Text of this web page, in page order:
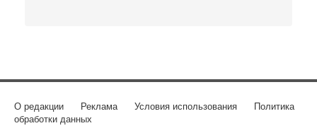
О редакции Реклама Условия использования
Политика
обработки данных